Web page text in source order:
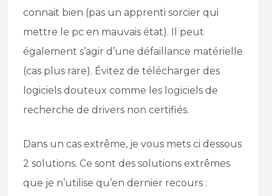
connait bien (pas un apprenti sorcier qui
mettre le pc en mauvais état). Il peut
également s’agir d’une défaillance matérielle
(cas plus rare). Évitez de télécharger des
logiciels douteux comme les logiciels de
recherche de drivers non certifiés.
Dans un cas extrême, je vous mets ci dessous
2 solutions. Ce sont des solutions extrêmes
que je n’utilise qu’en dernier recours :